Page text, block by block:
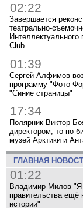
02:22
Завершается
театрально-
Интеллектуального
Club
01:39
Сергей Алфимов
программу "Фото
"Синие страницы"
17:34
Полярник Виктор
директором, то по
музей Арктики и
ГЛАВНАЯ
01:22
Владимир Милов "Я
правительства
истории"